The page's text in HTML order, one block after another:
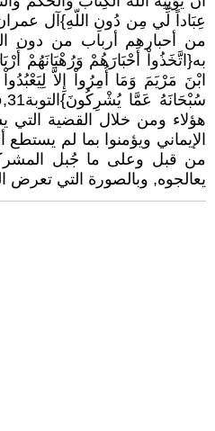
من أحبارهم أرباب من دون
به{اتَّخَذُواْ أَحْبَارَهُمْ وَرُهْبَانَهُمْ
ابْنَ مَرْيَمَ وَمَا أُمِرُواْ إِلاَّ لِيَعْبُدُواْ
هؤلاء ومن خلال القضية التي
الإيماني ويؤمنوا بما لم يستطع
من قبل وعلى ما جُبل
يعالجوه, وبالصورة التي تعرض